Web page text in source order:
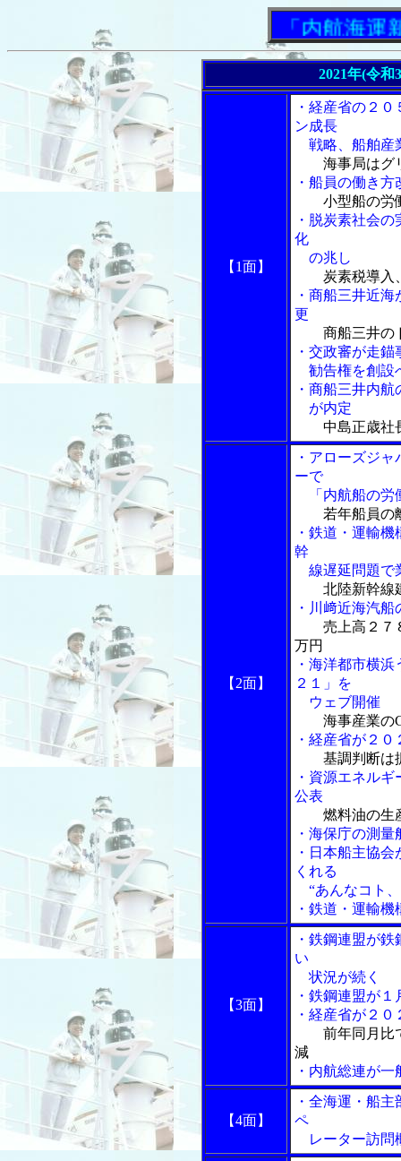
「内航海運新聞
2021年(令
【1面】
・経産省の２
ン成長
戦略、船舶産
海事局はグ
・船員の働き
小型船の労
・脱炭素社会
化
の兆し
炭素税導入
・商船三井近
更
商船三井の
・交政審が走
勧告権を創設
・商船三井内
が内定
中島正歳社
【2面】
・アローズジ
ーで
「内航船の労
若年船員の
・鉄道・運輸
幹
線遅延問題で
北陸新幹線
・川﨑近海汽
売上高２７
万円
・海洋都市横
２１」を
ウェブ開催
海事産業の
・経産省が２
基調判断は
・資源エネル
公表
燃料油の生
・海保庁の測
・日本船主協
くれる
“あんなコト、
・鉄道・運輸
【3面】
・鉄鋼連盟が
い
状況が続く
・鉄鋼連盟が
・経産省が２
前年同月比
減
・内航総連が
【4面】
・全海運・船
ペ
レーター訪問